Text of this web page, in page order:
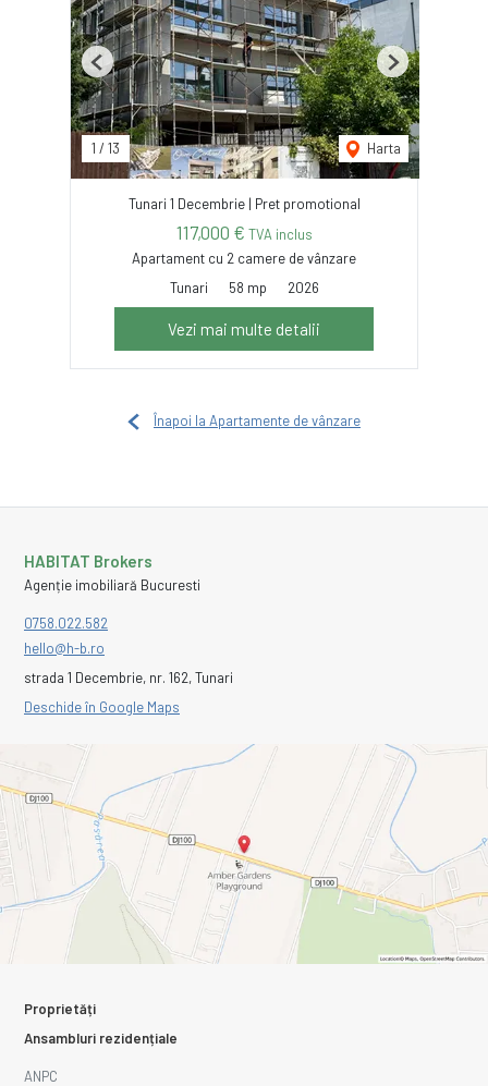
1 / 13 Harta
Previous Next
Tunari 1 Decembrie | Pret promotional
117,000 € TVA inclus
Apartament cu 2 camere de vânzare
Tunari
58 mp 2026
Vezi mai multe detalii
Înapoi la Apartamente de vânzare
HABITAT Brokers
Agenție imobiliară Bucuresti
0758.022.582
hello@h-b.ro
strada 1 Decembrie, nr. 162, Tunari
Deschide în Google Maps
Proprietăți
Ansambluri rezidențiale
ANPC